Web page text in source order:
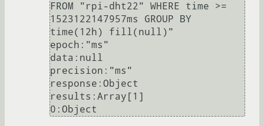
FROM "rpi-dht22" WHERE time >=
1523122147957ms GROUP BY
time(12h) fill(null)"
epoch:"ms"
data:null
precision:"ms"
response:Object
results:Array[1]